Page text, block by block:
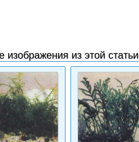
изображения из этой статьи